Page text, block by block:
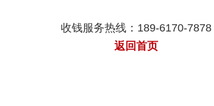
收钱服务热线：189-6170-7878
返回首页